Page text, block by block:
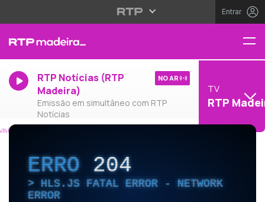
Entrar
RTP Notícias (RTP
Madeira)
Emissão em simultâneo com RTP
Notícias
NO AR
TV
RTP
ERRO204
HLS.JS FATAL ERROR - NETWORK
ERROR